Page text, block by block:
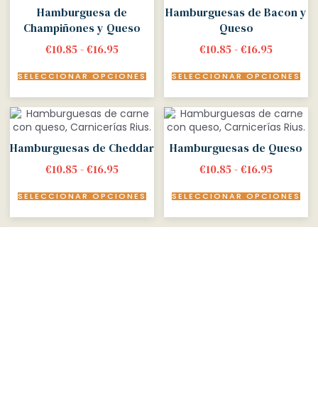
Hamburguesa de
Champiñones y Queso
€10.85-€16.95
SELECCIONAR OPCIONES
Hamburguesas de Bacon y
Queso
€10.85-€16.95
SELECCIONAR OPCIONES
Hamburguesas de Cheddar
€10.85-€16.95
SELECCIONAR OPCIONES
Hamburguesas de Queso
€10.85-€16.95
SELECCIONAR OPCIONES